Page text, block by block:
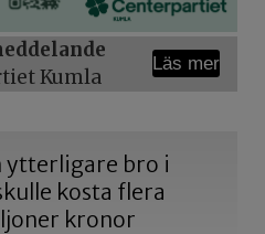
Kumla
Läs mer
ytterligare bro i
kosta flera
kronor